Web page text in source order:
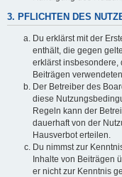
3. PFLICHTEN DES
Du erklärst mit der
enthält, die gegen
erklärst insbesondere,
Beiträgen
Der Betreiber des
diese
Regeln kann der
dauerhaft von der
Hausverbot erteilen.
Du nimmst zur
Inhalte von Beiträgen
er nicht zur Kenntnis